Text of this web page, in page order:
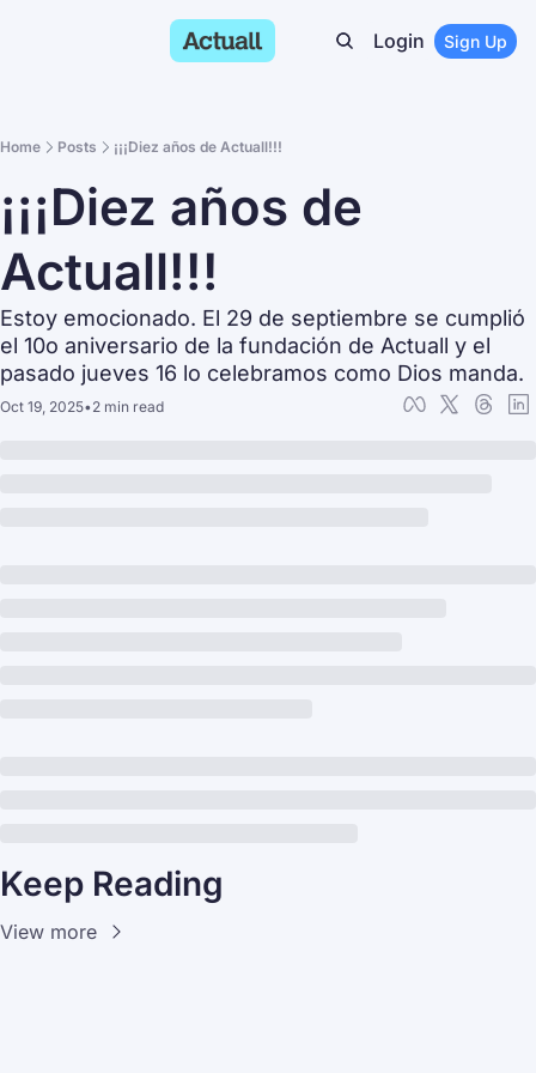
Login Sign Up
Home Posts ¡¡¡Diez años de Actuall!!!
¡¡¡Diez años de
Actuall!!!
Estoy emocionado. El 29 de septiembre se cumplió
el 10o aniversario de la fundación de Actuall y el
pasado jueves 16 lo celebramos como Dios manda.
Oct 19, 2025•2 min read
Keep Reading
View more